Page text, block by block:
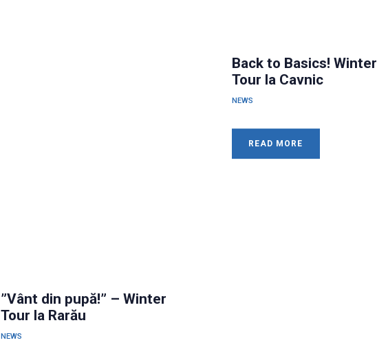
Back to Basics! Winter
Tour la Cavnic
NEWS
READ MORE
”Vânt din pupă!” – Winter
Tour la Rarău
NEWS